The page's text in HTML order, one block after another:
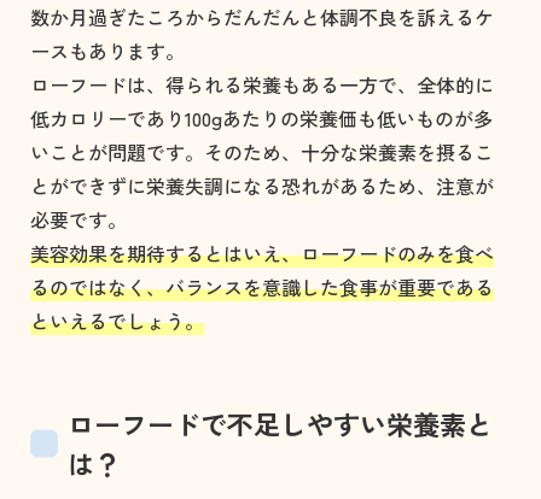
数か月過ぎたころからだんだんと体調不良を訴えるケ
ースもあります。
ローフードは、得られる栄養もある一方で、全体的に
低カロリーであり100gあたりの栄養価も低いものが多
いことが問題です。そのため、十分な栄養素を摂るこ
とができずに栄養失調になる恐れがあるため、注意が
必要です。
美容効果を期待するとはいえ、ローフードのみを食べ
るのではなく、バランスを意識した食事が重要である
といえるでしょう。
ローフードで不足しやすい栄養素と
は？